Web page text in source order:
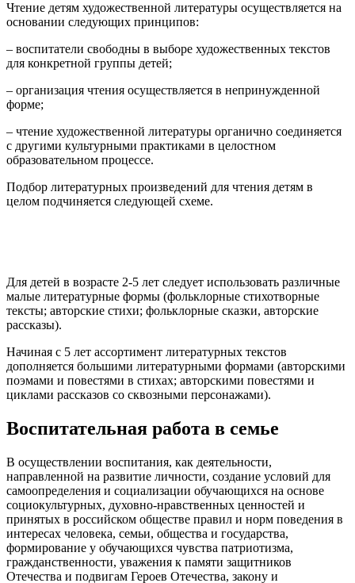
Чтение детям художественной литературы осуществляется на
основании следующих принципов:
– воспитатели свободны в выборе художественных текстов
для конкретной группы детей;
– организация чтения осуществляется в непринужденной
форме;
– чтение художественной литературы органично соединяется
с другими культурными практиками в целостном
образовательном процессе.
Подбор литературных произведений для чтения детям в
целом подчиняется следующей схеме.
Для детей в возрасте 2-5 лет следует использовать различные
малые литературные формы (фольклорные стихотворные
тексты; авторские стихи; фольклорные сказки, авторские
рассказы).
Начиная с 5 лет ассортимент литературных текстов
дополняется большими литературными формами (авторскими
поэмами и повестями в стихах; авторскими повестями и
циклами рассказов со сквозными персонажами).
Воспитательная работа в семье
В осуществлении воспитания, как деятельности,
направленной на развитие личности, создание условий для
самоопределения и социализации обучающихся на основе
социокультурных, духовно-нравственных ценностей и
принятых в российском обществе правил и норм поведения в
интересах человека, семьи, общества и государства,
формирование у обучающихся чувства патриотизма,
гражданственности, уважения к памяти защитников
Отечества и подвигам Героев Отечества, закону и